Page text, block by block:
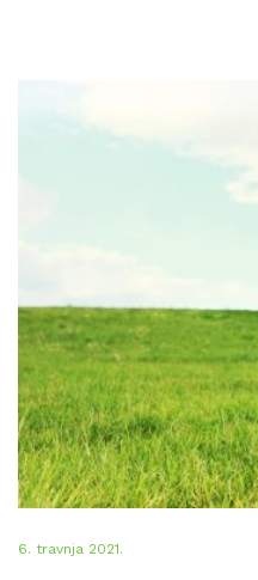
6. travnja 2021.